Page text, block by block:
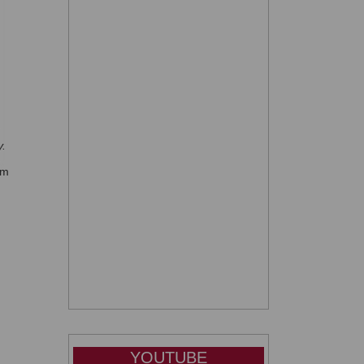
YOUTUBE